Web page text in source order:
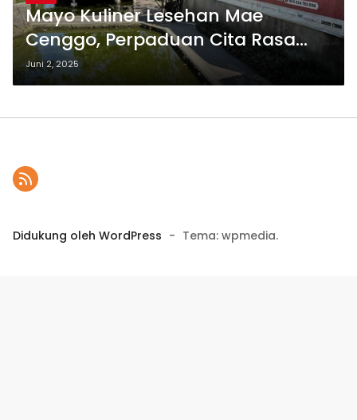
Mayo Kuliner Lesehan Mae
Cenggo, Perpaduan Cita Rasa
dan Semangat Pengabdian
Juni 2, 2025
Didukung oleh WordPress - Tema: wpmedia.